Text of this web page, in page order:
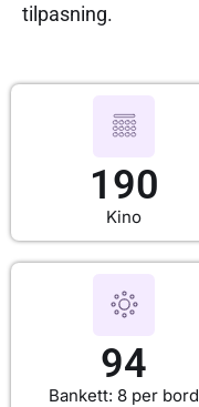
tilpasning.
190
Kino
94
Bankett: 8 per bord